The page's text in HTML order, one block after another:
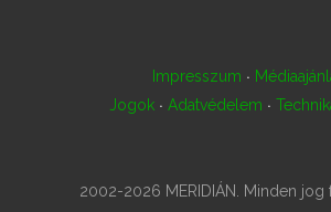
Impresszum ·
Jogok · Adatvédelem ·
2002-2026 MERIDIÁN. Minden jog